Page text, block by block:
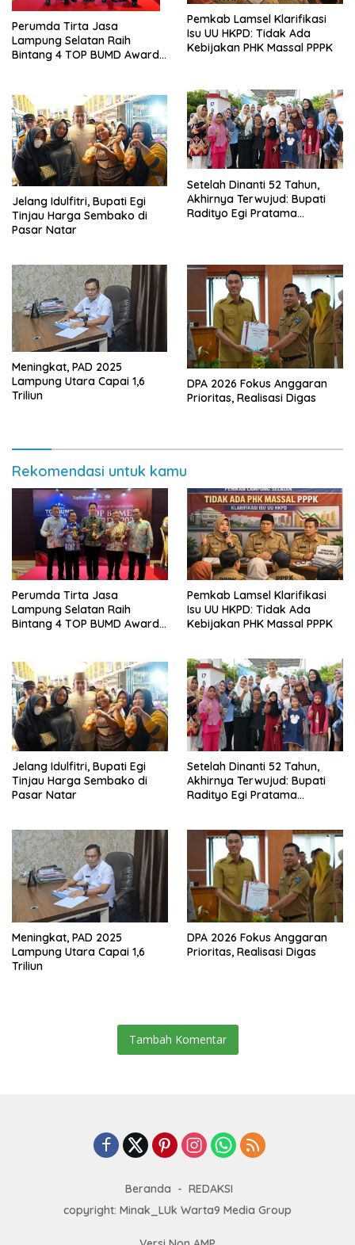
Perumda Tirta Jasa
Lampung Selatan Raih
Bintang 4 TOP BUMD Awards
Pemkab Lamsel Klarifikasi
Isu UU HKPD: Tidak Ada
Kebijakan PHK Massal PPPK
Jelang Idulfitri, Bupati Egi
Tinjau Harga Sembako di
Pasar Natar
Setelah Dinanti 52 Tahun,
Akhirnya Terwujud: Bupati
Radityo Egi Pratama
Meningkat, PAD 2025
Lampung Utara Capai 1,6
Triliun
DPA 2026 Fokus Anggaran
Prioritas, Realisasi Digas
Rekomendasi untuk kamu
Perumda Tirta Jasa
Lampung Selatan Raih
Bintang 4 TOP BUMD Awards
Pemkab Lamsel Klarifikasi
Isu UU HKPD: Tidak Ada
Kebijakan PHK Massal PPPK
Jelang Idulfitri, Bupati Egi
Tinjau Harga Sembako di
Pasar Natar
Setelah Dinanti 52 Tahun,
Akhirnya Terwujud: Bupati
Radityo Egi Pratama
Meningkat, PAD 2025
Lampung Utara Capai 1,6
Triliun
DPA 2026 Fokus Anggaran
Prioritas, Realisasi Digas
Tambah Komentar
Beranda
REDAKSI
copyright: Minak_LUk Warta9 Media Group